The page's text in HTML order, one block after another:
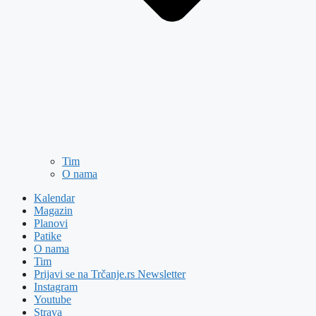
Tim
O nama
Kalendar
Magazin
Planovi
Patike
O nama
Tim
Prijavi se na Trčanje.rs Newsletter
Instagram
Youtube
Strava